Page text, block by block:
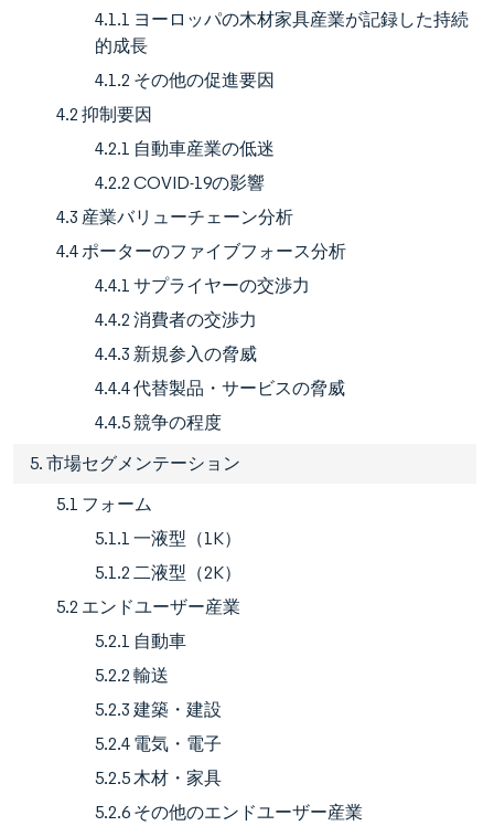
4.1.1 ヨーロッパの木材家具産業が記録した持続
的成長
4.1.2 その他の促進要因
4.2 抑制要因
4.2.1 自動車産業の低迷
4.2.2 COVID-19の影響
4.3 産業バリューチェーン分析
4.4 ポーターのファイブフォース分析
4.4.1 サプライヤーの交渉力
4.4.2 消費者の交渉力
4.4.3 新規参入の脅威
4.4.4 代替製品・サービスの脅威
4.4.5 競争の程度
5. 市場セグメンテーション
5.1 フォーム
5.1.1 一液型（1K）
5.1.2 二液型（2K）
5.2 エンドユーザー産業
5.2.1 自動車
5.2.2 輸送
5.2.3 建築・建設
5.2.4 電気・電子
5.2.5 木材・家具
5.2.6 その他のエンドユーザー産業